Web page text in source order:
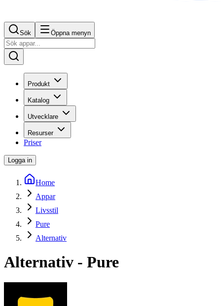
Sök Öppna menyn
Produkt
Katalog
Utvecklare
Resurser
Priser
Logga in
Home
Appar
Livsstil
Pure
Alternativ
Alternativ - Pure